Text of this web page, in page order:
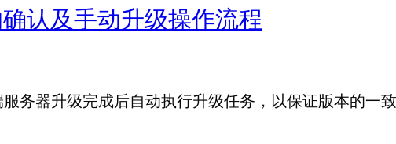
认及手动升级操作流程
务器升级完成后自动执行升级任务，以保证版本的一